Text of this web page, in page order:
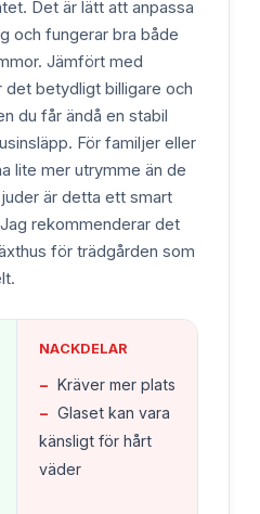
Det är lätt att anpassa
och fungerar bra både
Jämfört med
det betydligt billigare och
du får ändå en stabil
För familjer eller
lite mer utrymme än de
är detta ett smart
rekommenderar det
för trädgården som
NACKDELAR
− Kräver mer plats
− Glaset kan vara
känsligt för hårt
väder